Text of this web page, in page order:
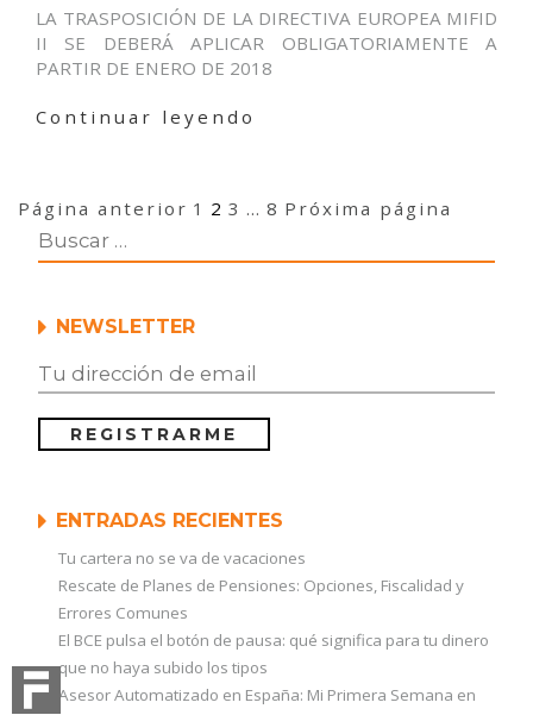
LA TRASPOSICIÓN DE LA DIRECTIVA EUROPEA MIFID
II SE DEBERÁ APLICAR OBLIGATORIAMENTE A
PARTIR DE ENERO DE 2018
Continuar leyendo
s
c
p
e
n
m
l
i
Navegación
de
entradas
Página anterior Página
1 Página
2 Página
3 … Página
8 Próxima página
NEWSLETTER
ENTRADAS RECIENTES
Tu cartera no se va de vacaciones
Rescate de Planes de Pensiones: Opciones, Fiscalidad y
Errores Comunes
El BCE pulsa el botón de pausa: qué significa para tu dinero
que no haya subido los tipos
Asesor Automatizado en España: Mi Primera Semana en